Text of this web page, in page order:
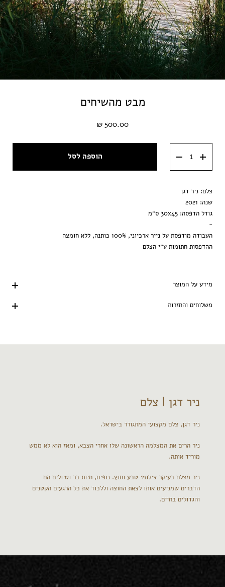
מבט מהשיחים
500.00 ₪
הוספה לסל
צלם: ניר דגן
שנה: 2021
גודל הדפסה: 30x45 ס״מ
-
העבודה מודפסת על נייר ארכיוני, 100% כותנה, ללא חומצה
ההדפסות חתומות ע״י הצלם
מידע על המוצר
משלוחים והחזרות
ניר דגן | צלם
ניר דגן, צלם מקצועי המתגורר בישראל.
ניר הרים את המצלמה הראשונה שלו אחרי הצבא, ומאז הוא לא ממש
מוריד אותה.
ניר מצלם בעיקר צילומי טבע וחוץ. נופים, חיות בר וטיולים הם
הדברים שמניעים אותו לצאת החוצה וללכוד את כל הרגעים הקטנים
והגדולים בחיים.